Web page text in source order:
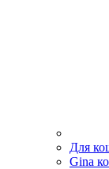
Для
Gina